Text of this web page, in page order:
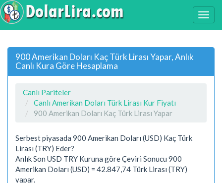
900 Amerikan Doları Kaç Türk Lirası Yapar, Anlık
Canlı Kura Göre Hesaplama
Canlı Pariteler
Canlı Amerikan Doları Türk Lirası Kur Fiyatı
900 Amerikan Doları Kaç Türk Lirası Yapar
Serbest piyasada 900 Amerikan Doları (USD) Kaç Türk
Lirası (TRY) Eder?
Anlık Son USD TRY Kuruna göre Çeviri Sonucu 900
Amerikan Doları (USD) = 42.847,74 Türk Lirası (TRY)
yapar.